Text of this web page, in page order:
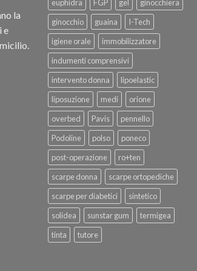
la
e
euphidra FGP gel
ginocchiera
ginocchio
guaina
I-Tech
igiene orale
immobilizzatore
indumenti comprensivi
intervento donna
lipoelastic
liposuzione
medi
orione
overbed
Pavis
pennello
Podoline
polso
poneco
post-operazione
ro+ten
scarpe donna
scarpe ortopediche
scarpe per diabetici
sintetico
solidea
sunstar gum
termigea
tinta
tutore